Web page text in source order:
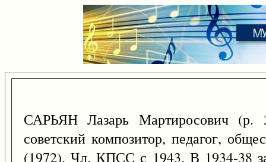
САРЬЯН Лазарь Мартиросович
советский композитор, педагог,
(1972). Чл. КПСС с 1943. В 1934-38